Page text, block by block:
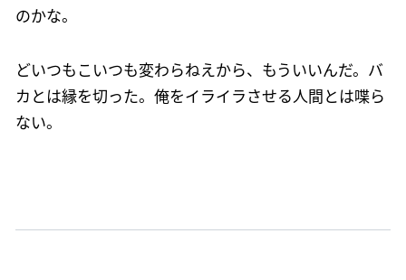
のかな。
どいつもこいつも変わらねえから、もういいんだ。バ
カとは縁を切った。俺をイライラさせる人間とは喋ら
ない。